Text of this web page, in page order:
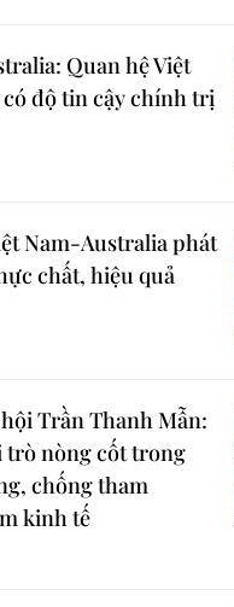
Quan hệ Việt
độ tin cậy chính trị
Nam-Australia phát
chất, hiệu quả
Trần Thanh Mẫn:
trò nòng cốt trong
chống tham
kinh tế